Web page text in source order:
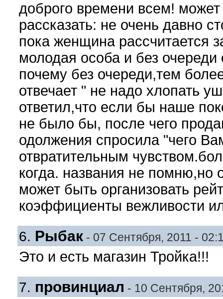
доброго времени всем!
рассказать: не очень давно
пока женщина расcчитается
молодая особа и без
почему без очереди,тем
отвечает " не надо хлопать
ответил,что если бы наше
не было бы, после чего
одолжения спросила "чего
отвратительным
когда. названия не
может быть организовать
коэффициенты вежливости
6. Рыбак- 07 Сентября, 2011 -
Это и есть магазин Тройка!!!
7. провинциал - 10 Сентября,